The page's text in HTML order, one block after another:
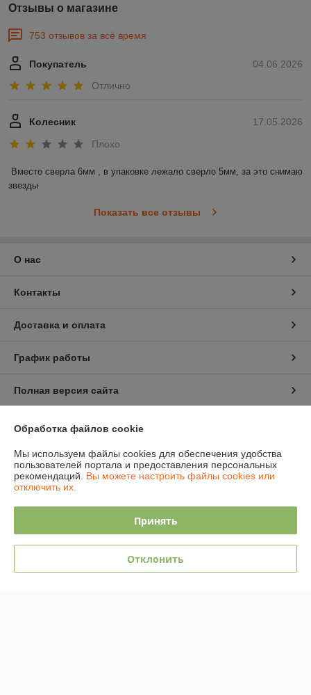
Отзывы о магазине
753 отзывов за всё время
04.06.2026
Покупатель
Отлично
17.05.2026
Колесник
Плохо
Вместо сверла 6мм , в упаковке лежало сверло 5мм, за это снимаю
звезды
Показать все отзывы
О нас
Контакты
Доставка и оплата
График работы
Полная версия сайта
Политика обработки cookies
Сайт создан на платформе Deal.by
Информация для покупателя
Юридическое лицо:Общество с ограниченной ответственностью
Обработка файлов cookie
Мы используем файлы cookies для обеспечения удобства
пользователей портала и предоставления персональных
рекомендаций. Вы можете настроить файлы cookies или
отключить их.
Принять
Отклонить